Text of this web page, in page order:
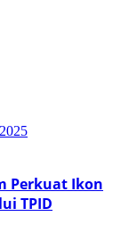
Perkuat Ikon
TPID